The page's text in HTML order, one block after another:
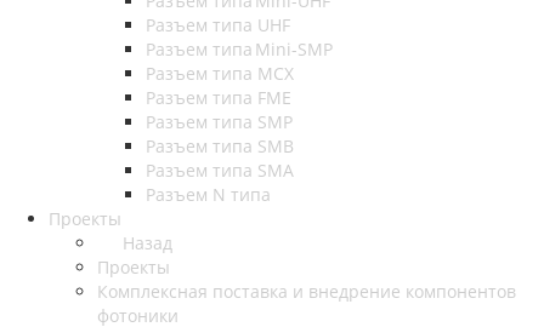
Разъем типа UHF
Разъем типа Mini-SMP
Разъем типа MCX
Разъем типа FME
Разъем типа SMP
Разъем типа SMB
Разъем типа SMA
Разъем N типа
Проекты
Назад
Проекты
Комплексная поставка и внедрение компонентов
фотоники